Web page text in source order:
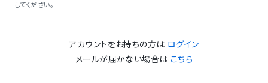
してください。
アカウントをお持ちの方は ログイン
メールが届かない場合は こちら